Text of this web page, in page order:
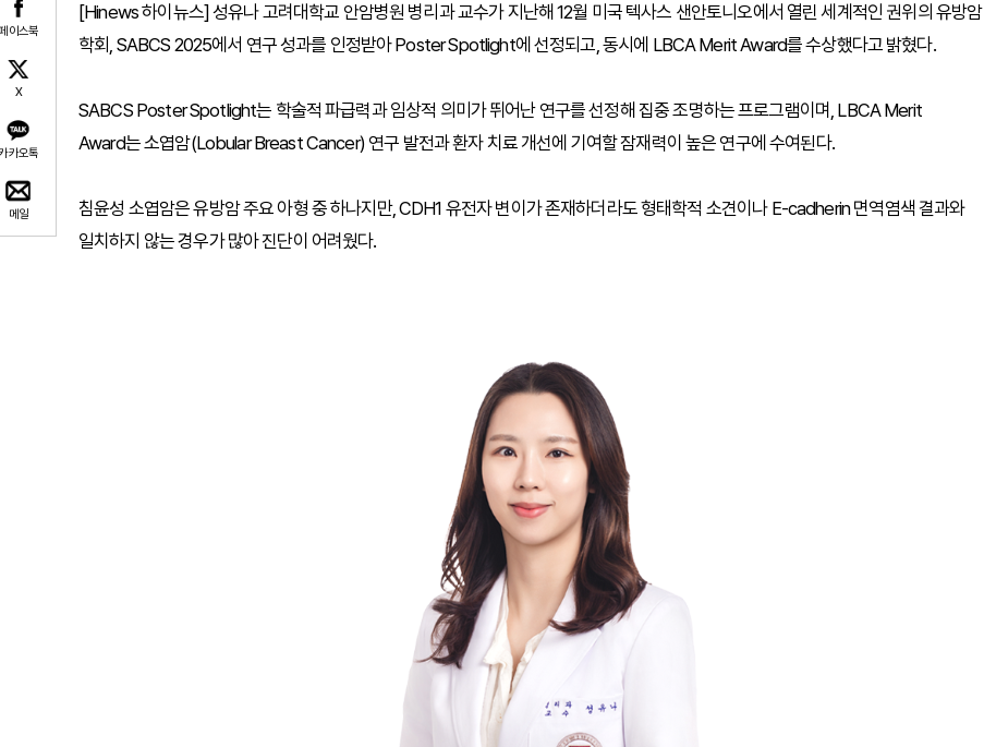
이스북
X
카오톡
메일
[Hinews 하이뉴스] 성유나 고려대학교 안암병원 병리과 교수가 지난해 12월 미국 텍사스 샌안토니오에서 열린 세계적인 권위의 유방암
학회, SABCS 2025에서 연구 성과를 인정받아 Poster Spotlight에 선정되고, 동시에 LBCA Merit Award를 수상했다고 밝혔다.
SABCS Poster Spotlight는 학술적 파급력과 임상적 의미가 뛰어난 연구를 선정해 집중 조명하는 프로그램이며, LBCA Merit
Award는 소엽암(Lobular Breast Cancer) 연구 발전과 환자 치료 개선에 기여할 잠재력이 높은 연구에 수여된다.
침윤성 소엽암은 유방암 주요 아형 중 하나지만, CDH1 유전자 변이가 존재하더라도 형태학적 소견이나 E-cadherin 면역염색 결과와
일치하지 않는 경우가 많아 진단이 어려웠다.